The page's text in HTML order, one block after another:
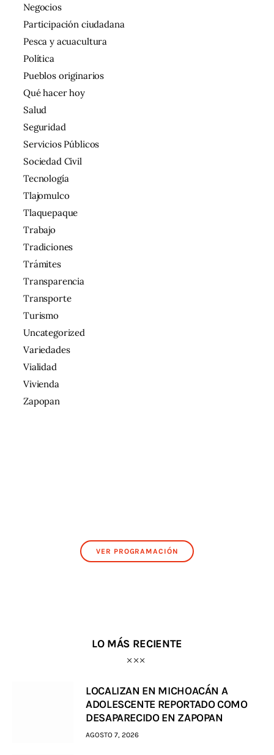
Negocios
Participación ciudadana
Pesca y acuacultura
Política
Pueblos originarios
Qué hacer hoy
Salud
Seguridad
Servicios Públicos
Sociedad Civil
Tecnología
Tlajomulco
Tlaquepaque
Trabajo
Tradiciones
Trámites
Transparencia
Transporte
Turismo
Uncategorized
Variedades
Vialidad
Vivienda
Zapopan
VER PROGRAMACIÓN
LO MÁS RECIENTE
LOCALIZAN EN MICHOACÁN A
ADOLESCENTE REPORTADO COMO
DESAPARECIDO EN ZAPOPAN
AGOSTO 7, 2026